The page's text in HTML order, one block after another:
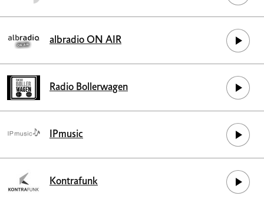
albradio ON AIR
Radio Bollerwagen
IPmusic
Kontrafunk